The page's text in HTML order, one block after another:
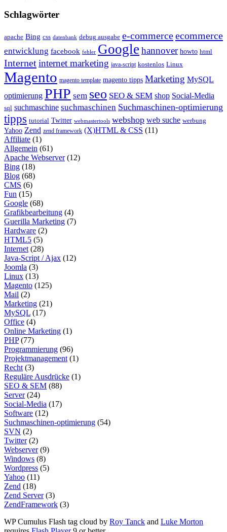
Schlagwörter
apache Bing css datenbank debug ausgabe e-commerceecommerce
entwicklung facebook fehler Google hannover howto html
Internetinternet marketing java-script kostenlos Linux
Magento magento template magento tipps Marketing MySQL
optimierung PHP sem seo SEO & SEM shop Social-Media
sql suchmaschine suchmaschinen Suchmaschinen-optimierung
tipps tutorial Twitter webmastertools webshop web suche werbung
Yahoo Zend zend framework (X)HTML & CSS (11)
Affiliate (1)
Allgemein (61)
Apache Webserver(12)
Bing (18)
Blog (68)
CMS (6)
Fun (15)
Google (68)
Grafikbearbeitung (4)
Guerilla Marketing (7)
Hardware (2)
HTML5 (5)
Internet (28)
Java-Script / Ajax (12)
Joomla (3)
Linux (13)
Magento (125)
Mail (2)
Marketing (21)
MySQL (17)
Office (4)
Online Marketing (1)
PHP(77)
Programmierung (96)
Projektmanagement (1)
Recht (3)
Reguläre Ausdrücke (1)
SEO & SEM (88)
Server(24)
Social-Media (17)
Software (12)
Suchmaschinen-optimierung (54)
SVN (2)
Twitter(2)
Webserver(9)
Windows (8)
Wordpress (5)
Yahoo (11)
Zend (18)
Zend Server(3)
ZendFramework (3)
WP Cumulus Flash tag cloud by Roy Tanck and Luke Morton